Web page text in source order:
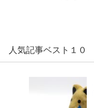
人気記事ベスト１０